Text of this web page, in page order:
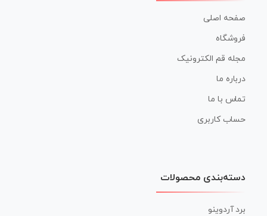
صفحه اصلی
فروشگاه
مجله قم الکترونیک
درباره ما
تماس با ما
حساب کاربری
دسته‌بندی محصولات
برد آردوینو